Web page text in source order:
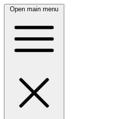
Open main menu